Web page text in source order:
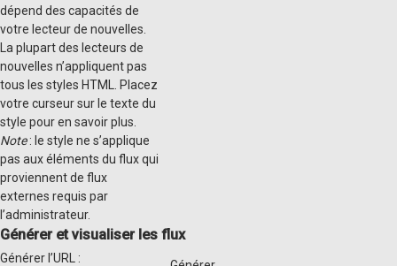
dépend des capacités de
votre lecteur de nouvelles.
La plupart des lecteurs de
nouvelles n’appliquent pas
tous les styles HTML. Placez
votre curseur sur le texte du
style pour en savoir plus.
Note: le style ne s’applique
pas aux éléments du flux qui
proviennent de flux
externes requis par
l’administrateur.
Générer et visualiser les flux
Générer l’URL :